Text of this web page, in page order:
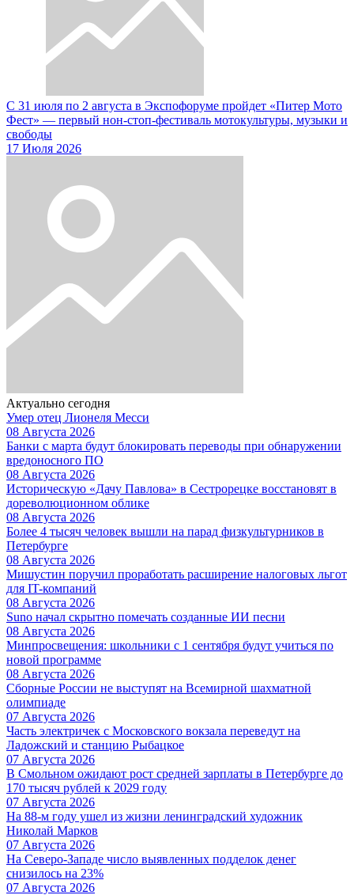
С 31 июля по 2 августа в Экспофоруме пройдет «Питер Мото
Фест» — первый нон-стоп-фестиваль мотокультуры, музыки и
свободы
17 Июля 2026
Актуально сегодня
Умер отец Лионеля Месси
08 Августа 2026
Банки с марта будут блокировать переводы при обнаружении
вредоносного ПО
08 Августа 2026
Историческую «Дачу Павлова» в Сестрорецке восстановят в
дореволюционном облике
08 Августа 2026
Более 4 тысяч человек вышли на парад физкультурников в
Петербурге
08 Августа 2026
Мишустин поручил проработать расширение налоговых льгот
для IT-компаний
08 Августа 2026
Suno начал скрытно помечать созданные ИИ песни
08 Августа 2026
Минпросвещения: школьники с 1 сентября будут учиться по
новой программе
08 Августа 2026
Сборные России не выступят на Всемирной шахматной
олимпиаде
07 Августа 2026
Часть электричек с Московского вокзала переведут на
Ладожский и станцию Рыбацкое
07 Августа 2026
В Смольном ожидают рост средней зарплаты в Петербурге до
170 тысяч рублей к 2029 году
07 Августа 2026
На 88-м году ушел из жизни ленинградский художник
Николай Марков
07 Августа 2026
На Северо-Западе число выявленных подделок денег
снизилось на 23%
07 Августа 2026